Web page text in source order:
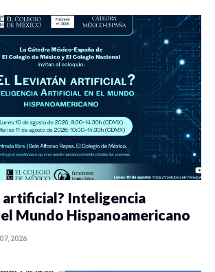
artificial? Inteligencia
Mundo Hispanoamericano
2026